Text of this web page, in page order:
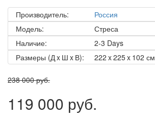
Производитель:
Россия
Модель:
Стреса
Наличие:
2-3 Days
Размеры (Д x Ш x В):
222 x 225 x 102 см
238 000 руб.
119 000 руб.